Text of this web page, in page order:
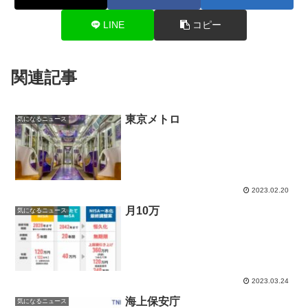
LINE コピー
関連記事
気になるニュース 東京メトロ
2023.02.20
気になるニュース 月10万
2023.03.24
気になるニュース 海上保安庁